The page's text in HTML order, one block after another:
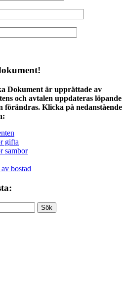
Dokument är upprättade av
och avtalen uppdateras löpande
förändras. Klicka på nedanstående
gifta
sambor
bostad